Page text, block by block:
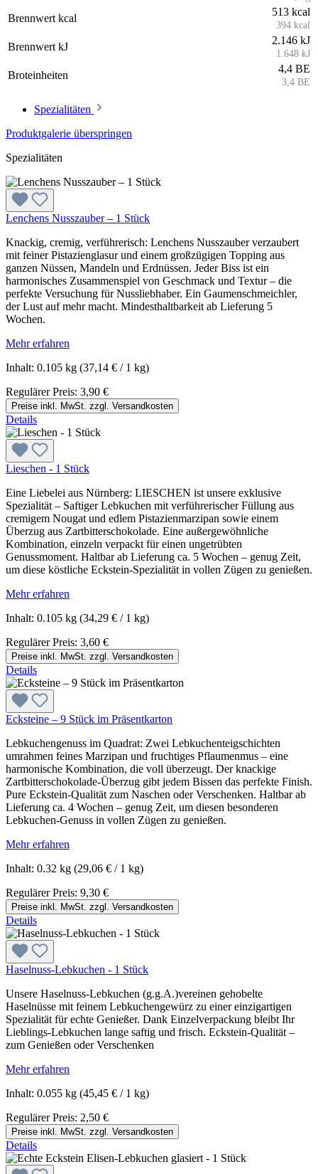
Brennwert kcal
513 kcal
394 kcal
Brennwert kJ
2.146 kJ
1.648 kJ
Broteinheiten
4,4 BE
3,4 BE
Spezialitäten
Produktgalerie überspringen
Spezialitäten
Lenchens Nusszauber – 1 Stück
Knackig, cremig, verführerisch: Lenchens Nusszauber verzaubert
mit feiner Pistazienglasur und einem großzügigen Topping aus
ganzen Nüssen, Mandeln und Erdnüssen. Jeder Biss ist ein
harmonisches Zusammenspiel von Geschmack und Textur – die
perfekte Versuchung für Nussliebhaber. Ein Gaumenschmeichler,
der Lust auf mehr macht. Mindesthaltbarkeit ab Lieferung 5
Wochen.
Mehr erfahren
Inhalt: 0.105 kg (37,14 € / 1 kg)
Regulärer Preis: 3,90 €
Preise inkl. MwSt. zzgl. Versandkosten
Details
Lieschen - 1 Stück
Eine Liebelei aus Nürnberg: LIESCHEN ist unsere exklusive
Spezialität – Saftiger Lebkuchen mit verführerischer Füllung aus
cremigem Nougat und edlem Pistazienmarzipan sowie einem
Überzug aus Zartbitterschokolade. Eine außergewöhnliche
Kombination, einzeln verpackt für einen ungetrübten
Genussmoment. Haltbar ab Lieferung ca. 5 Wochen – genug Zeit,
um diese köstliche Eckstein-Spezialität in vollen Zügen zu genießen.
Mehr erfahren
Inhalt: 0.105 kg (34,29 € / 1 kg)
Regulärer Preis: 3,60 €
Preise inkl. MwSt. zzgl. Versandkosten
Details
Ecksteine – 9 Stück im Präsentkarton
Lebkuchengenuss im Quadrat: Zwei Lebkuchenteigschichten
umrahmen feines Marzipan und fruchtiges Pflaumenmus – eine
harmonische Kombination, die voll überzeugt. Der knackige
Zartbitterschokolade-Überzug gibt jedem Bissen das perfekte Finish.
Pure Eckstein-Qualität zum Naschen oder Verschenken. Haltbar ab
Lieferung ca. 4 Wochen – genug Zeit, um diesen besonderen
Lebkuchen-Genuss in vollen Zügen zu genießen.
Mehr erfahren
Inhalt: 0.32 kg (29,06 € / 1 kg)
Regulärer Preis: 9,30 €
Preise inkl. MwSt. zzgl. Versandkosten
Details
Haselnuss-Lebkuchen - 1 Stück
Unsere Haselnuss-Lebkuchen (g.g.A.)vereinen gehobelte
Haselnüsse mit feinem Lebkuchengewürz zu einer einzigartigen
Spezialität für echte Genießer. Dank Einzelverpackung bleibt Ihr
Lieblings-Lebkuchen lange saftig und frisch. Eckstein-Qualität –
zum Genießen oder Verschenken
Mehr erfahren
Inhalt: 0.055 kg (45,45 € / 1 kg)
Regulärer Preis: 2,50 €
Preise inkl. MwSt. zzgl. Versandkosten
Details